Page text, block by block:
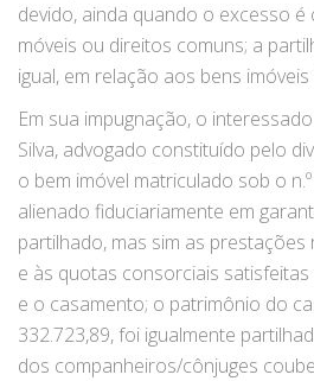
devido, ainda quando o excesso
móveis ou direitos comuns; a
igual, em relação aos bens imóveis
Em sua impugnação, o
Silva, advogado constituído pelo
o bem imóvel matriculado sob o
alienado fiduciariamente em
partilhado, mas sim as
e às quotas consorciais
e o casamento; o patrimônio do
332.723,89, foi igualmente
dos companheiros/cônjuges